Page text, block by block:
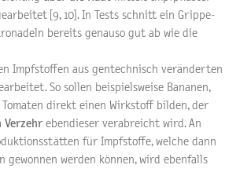
[9, 10]. In Tests schnitt ein Grippe-
bereits genauso gut ab wie die
Impfstoffen aus gentechnisch veränderten
So sollen beispielsweise Bananen,
direkt einen Wirkstoff bilden, der
Verzehrebendieser verabreicht wird. An
für Impfstoffe, welche dann
gewonnen werden können, wird ebenfalls